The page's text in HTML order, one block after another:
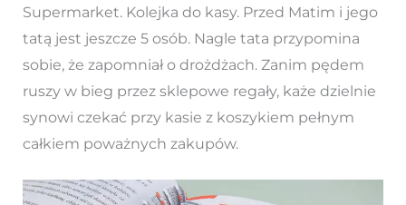
Supermarket. Kolejka do kasy. Przed Matim i jego
tatą jest jeszcze 5 osób. Nagle tata przypomina
sobie, że zapomniał o drożdżach. Zanim pędem
ruszy w bieg przez sklepowe regały, każe dzielnie
synowi czekać przy kasie z koszykiem pełnym
całkiem poważnych zakupów.